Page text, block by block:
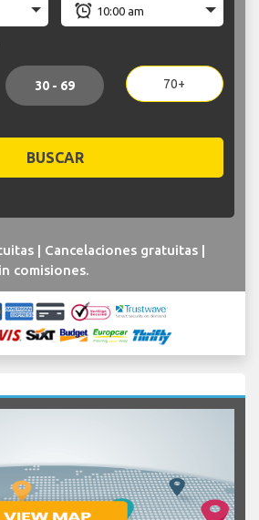
30 - 69 70+
BUSCAR
| Cancelaciones gratuitas |
comisiones.